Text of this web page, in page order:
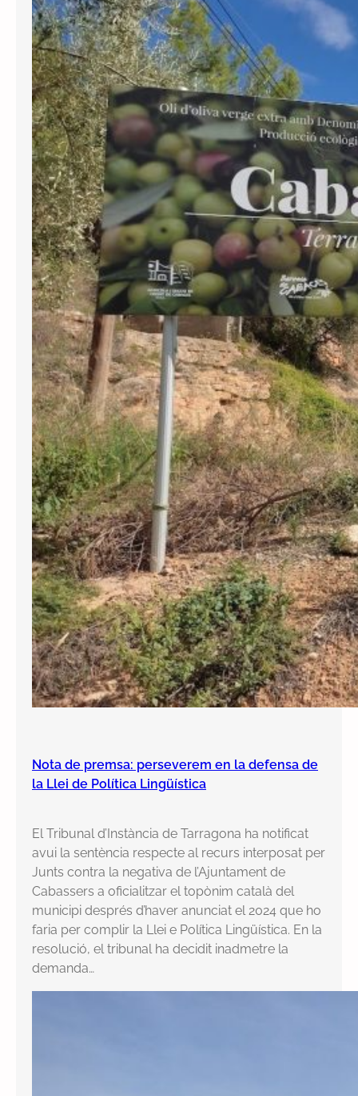
Nota de premsa: perseverem en la defensa de
la Llei de Política Lingüística
El Tribunal d’Instància de Tarragona ha notificat
avui la sentència respecte al recurs interposat per
Junts contra la negativa de l’Ajuntament de
Cabassers a oficialitzar el topònim català del
municipi després d’haver anunciat el 2024 que ho
faria per complir la Llei e Política Lingüística. En la
resolució, el tribunal ha decidit inadmetre la
demanda…